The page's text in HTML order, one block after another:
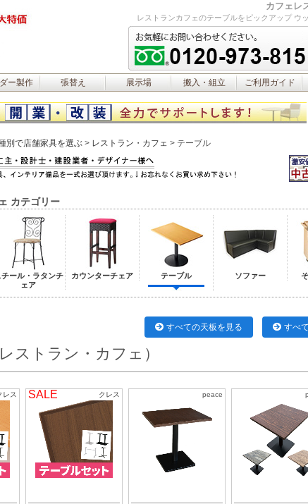
カフェレ
レストランカフェのテーブルをピックアップ ウ
ー製作 張替え 展示場 搬入・組立 ご利用ガイド
別で店舗家具を選ぶ レストラン・カフェ テーブル
カテゴリー
チール・ラタンチ
ェア
カウンターチェア テーブル ソファー
すべての天板を見る すべ
ストラン・カフェ）
レス SALE クレス peace